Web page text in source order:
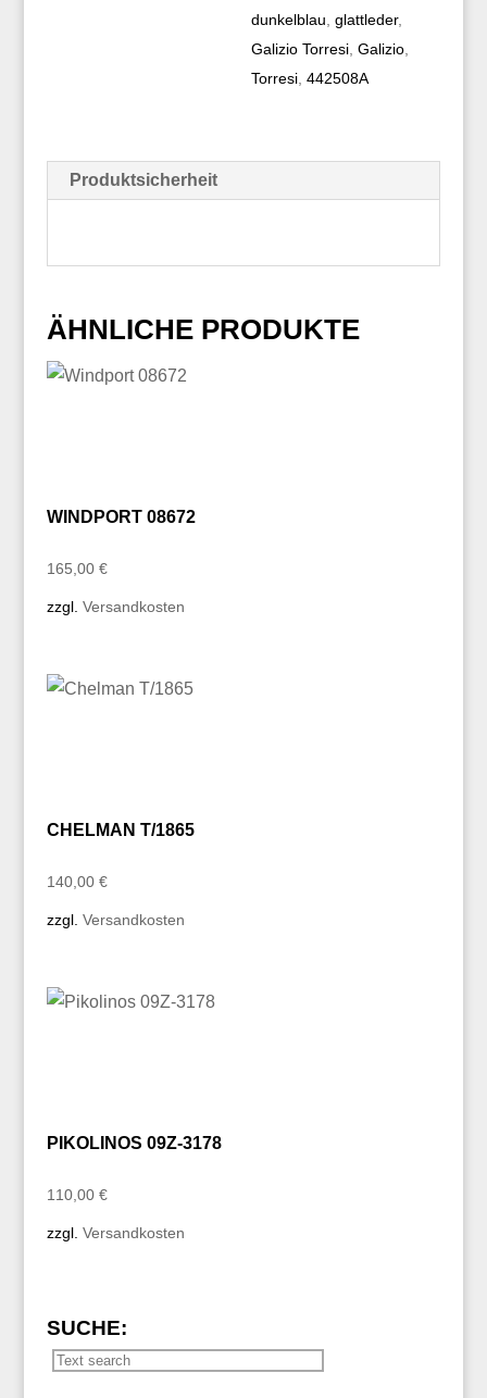
dunkelblau ,glattleder,
Galizio Torresi ,Galizio
Torresi ,442508A
Produktsicherheit
ÄHNLICHE PRODUKTE
WINDPORT 08672
165,00 €
zzgl. Versandkosten
CHELMAN T/1865
140,00 €
zzgl. Versandkosten
PIKOLINOS 09Z-3178
110,00 €
zzgl. Versandkosten
SUCHE: